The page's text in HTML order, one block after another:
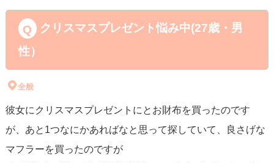
クリスマスプレゼント悩み中(27歳・男
性）
全般
彼女にクリスマスプレゼントにとお財布を買ったのです
が、あと1つなにかあればなと思って探していて、良さげな
マフラーを買ったのですが